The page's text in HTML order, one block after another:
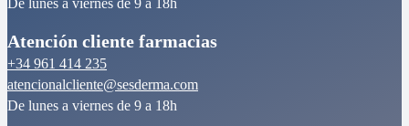
De lunes a viernes de 9 a 18h
Atención cliente farmacias
+34 961 414 235
atencionalcliente@sesderma.com
De lunes a viernes de 9 a 18h